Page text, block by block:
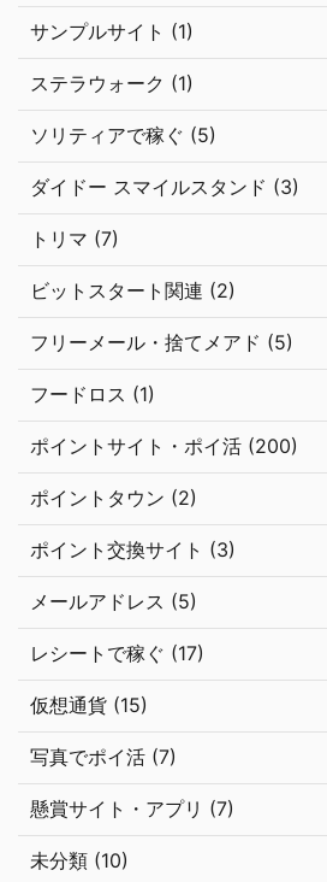
サンプルサイト (1)
ステラウォーク (1)
ソリティアで稼ぐ (5)
ダイドー スマイルスタンド (3)
トリマ (7)
ビットスタート関連 (2)
フリーメール・捨てメアド (5)
フードロス (1)
ポイントサイト・ポイ活 (200)
ポイントタウン (2)
ポイント交換サイト (3)
メールアドレス (5)
レシートで稼ぐ (17)
仮想通貨 (15)
写真でポイ活 (7)
懸賞サイト・アプリ (7)
未分類 (10)